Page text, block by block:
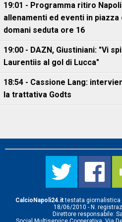
19:01 - Programma ritiro
allenamenti ed eventi in
domani seduta ore 16
19:00 - DAZN, Giustiniani: "Vi
Laurentiis al gol di Lucca"
18:54 - Cassione Lang:
la trattativa Godts
CalcioNapoli24.ittestata giornalistica
18/06/2010 - N.
Direttore responsabile: